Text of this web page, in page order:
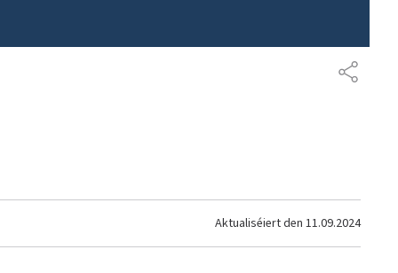
Aktualiséiert den 11.09.2024